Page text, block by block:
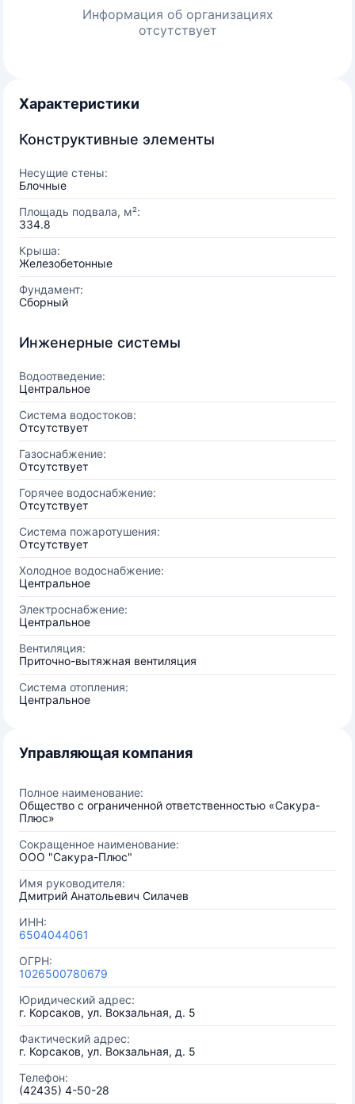
Информация об организациях
отсутствует
Характеристики
Конструктивные элементы
Несущие стены:
Блочные
Площадь подвала, м²:
334.8
Крыша:
Железобетонные
Фундамент:
Сборный
Инженерные системы
Водоотведение:
Центральное
Система водостоков:
Отсутствует
Газоснабжение:
Отсутствует
Горячее водоснабжение:
Отсутствует
Система пожаротушения:
Отсутствует
Холодное водоснабжение:
Центральное
Электроснабжение:
Центральное
Вентиляция:
Приточно-вытяжная вентиляция
Система отопления:
Центральное
Управляющая компания
Полное наименование:
Общество с ограниченной ответственностью «Сакура-
Плюс»
Сокращенное наименование:
ООО "Сакура-Плюс"
Имя руководителя:
Дмитрий Анатольевич Силачев
ИНН:
6504044061
ОГРН:
1026500780679
Юридический адрес:
г. Корсаков, ул. Вокзальная, д. 5
Фактический адрес:
г. Корсаков, ул. Вокзальная, д. 5
Телефон:
(42435) 4-50-28